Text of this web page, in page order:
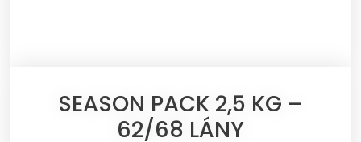
SEASON PACK 2,5 KG –
62/68 LÁNY